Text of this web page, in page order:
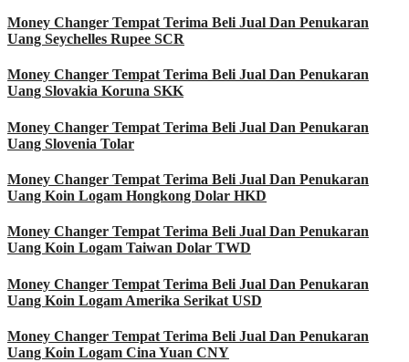
Money Changer Tempat Terima Beli Jual Dan Penukaran
Uang Seychelles Rupee SCR
Money Changer Tempat Terima Beli Jual Dan Penukaran
Uang Slovakia Koruna SKK
Money Changer Tempat Terima Beli Jual Dan Penukaran
Uang Slovenia Tolar
Money Changer Tempat Terima Beli Jual Dan Penukaran
Uang Koin Logam Hongkong Dolar HKD
Money Changer Tempat Terima Beli Jual Dan Penukaran
Uang Koin Logam Taiwan Dolar TWD
Money Changer Tempat Terima Beli Jual Dan Penukaran
Uang Koin Logam Amerika Serikat USD
Money Changer Tempat Terima Beli Jual Dan Penukaran
Uang Koin Logam Cina Yuan CNY